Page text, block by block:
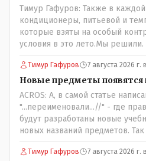
Тимур Гафуров: Также в
кондиционеры, питьевой и
которые взяты на особый
условия в это лето.Мы решили.
Вы считаете иначе?Ну тут
комментарий прозвучал на
трагедии, то есть 29 июля,
воду, и новые кондиционеры, и
температурный режим на
часть - информация до
информация после трагедии,
Тимур Гафуров 7 августа 2026 г.
Новые предметы появятся
ACROS: А, в самой статье
"...переименовали...//" - где
будут разработаны новые
новых названий предметов.
Хоть и переименованные)
Тимур Гафуров 7 августа 2026 г.